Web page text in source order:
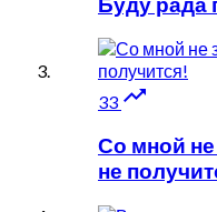
33 
Со мной
не